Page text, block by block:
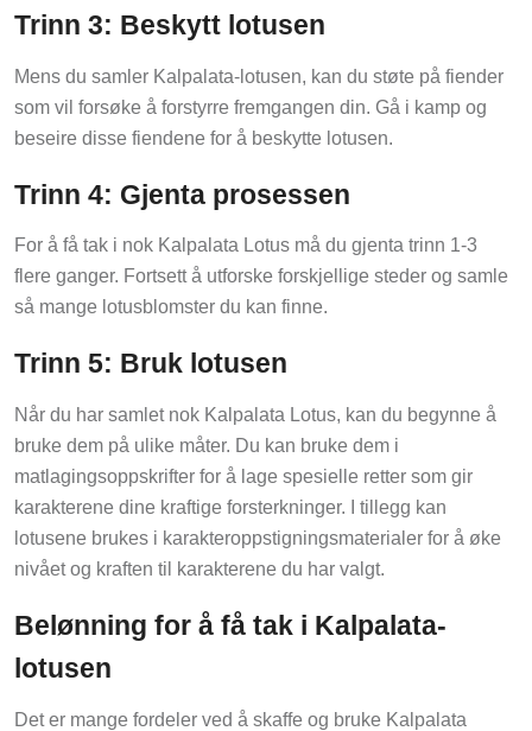
Trinn 3: Beskytt lotusen
Mens du samler Kalpalata-lotusen, kan du støte på fiender
som vil forsøke å forstyrre fremgangen din. Gå i kamp og
beseire disse fiendene for å beskytte lotusen.
Trinn 4: Gjenta prosessen
For å få tak i nok Kalpalata Lotus må du gjenta trinn 1-3
flere ganger. Fortsett å utforske forskjellige steder og samle
så mange lotusblomster du kan finne.
Trinn 5: Bruk lotusen
Når du har samlet nok Kalpalata Lotus, kan du begynne å
bruke dem på ulike måter. Du kan bruke dem i
matlagingsoppskrifter for å lage spesielle retter som gir
karakterene dine kraftige forsterkninger. I tillegg kan
lotusene brukes i karakteroppstigningsmaterialer for å øke
nivået og kraften til karakterene du har valgt.
Belønning for å få tak i Kalpalata-
lotusen
Det er mange fordeler ved å skaffe og bruke Kalpalata